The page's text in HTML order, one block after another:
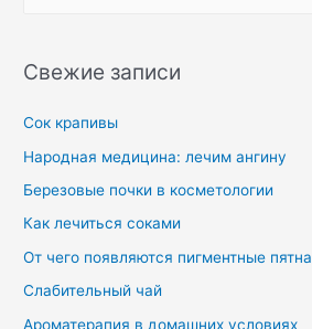
Свежие записи
Сок крапивы
Народная медицина: лечим ангину
Березовые почки в косметологии
Как лечиться соками
От чего появляются пигментные пятна
Слабительный чай
Ароматерапия в домашних условиях